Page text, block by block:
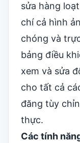
sửa hàng
chí cả hình
chóng và
bảng điều
xem và sửa
cho tất cả
đăng tùy
thực.
Các tính